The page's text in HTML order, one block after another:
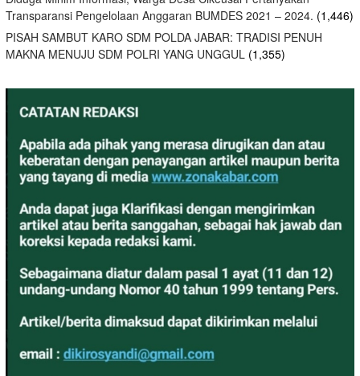
Transparansi Pengelolaan Anggaran BUMDES 2021 – 2024. (1,446)
PISAH SAMBUT KARO SDM POLDA JABAR: TRADISI PENUH
MAKNA MENUJU SDM POLRI YANG UNGGUL (1,355)